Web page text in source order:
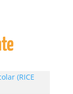
(RICE